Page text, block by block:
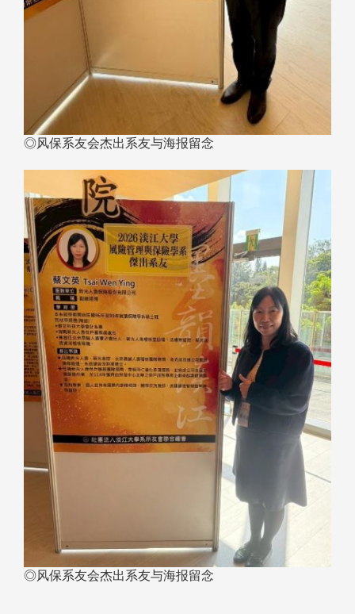
◎风保系友会杰出系友与海报留念
◎风保系友会杰出系友与海报留念